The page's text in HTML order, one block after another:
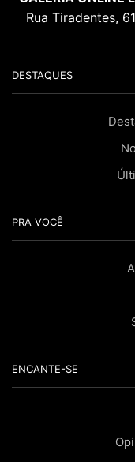
Rua Tiradentes,
DESTAQUES
PRA VOCÊ
ENCANTE-SE